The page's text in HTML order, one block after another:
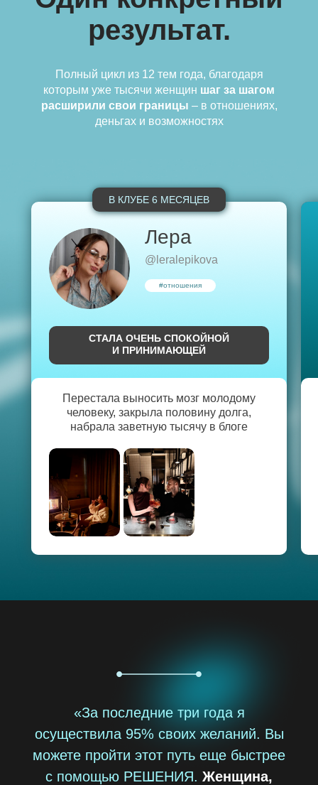
результат.
Полный цикл из 12 тем года, благодаря
которым уже тысячи женщин шаг за шагом
расширили свои границы – в отношениях,
деньгах и возможностях
Лера
@leralepikova
#отношения
В КЛУБЕ 6 МЕСЯЦЕВ
СТАЛА ОЧЕНЬ СПОКОЙНОЙ
И ПРИНИМАЮЩЕЙ
Перестала выносить мозг молодому
человеку, закрыла половину долга,
набрала заветную тысячу в блоге
«За последние три года я
осуществила 95% своих желаний. Вы
можете пройти этот путь еще быстрее
с помощью РЕШЕНИЯ. Женщина,